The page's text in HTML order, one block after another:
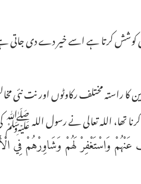
کرتا ہے اسے خیر دے دی جاتی
کا راستہ مختلف رکاوٹوں اور نت
کرنا تھا، اللہ تعالی نے رسول
وَاسْتَغْفِرْ لَهُمْ وَشَاوِرْهُمْ فِي